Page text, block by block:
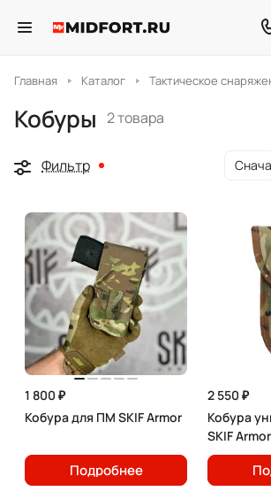
Главная Каталог Тактическое
Кобуры 2 товара
Фильтр
1 800 ₽
Кобура для ПМ SKIF Armor
Подробнее
2 550 ₽
Кобура
SKIF Armor